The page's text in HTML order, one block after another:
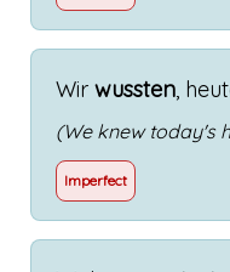
Wir wussten,
(We knew today's
Imperfect